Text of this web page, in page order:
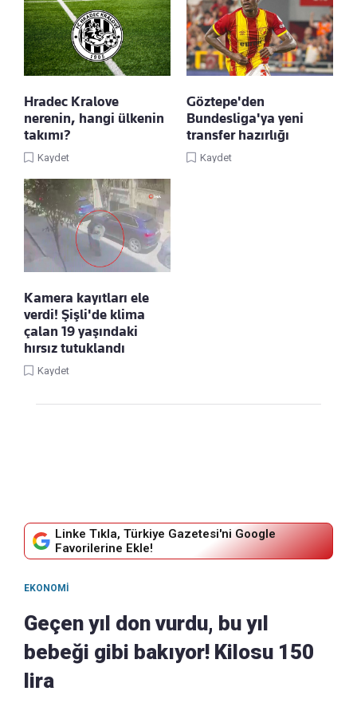
Hradec Kralove
nerenin, hangi ülkenin
takımı?
Kaydet
Göztepe'den
Bundesliga'ya yeni
transfer hazırlığı
Kaydet
Kamera kayıtları ele
verdi! Şişli'de klima
çalan 19 yaşındaki
hırsız tutuklandı
Kaydet
Linke Tıkla, Türkiye Gazetesi'ni Google
Favorilerine Ekle!
EKONOMI
Geçen yıl don vurdu, bu yıl
bebeği gibi bakıyor! Kilosu 150
lira